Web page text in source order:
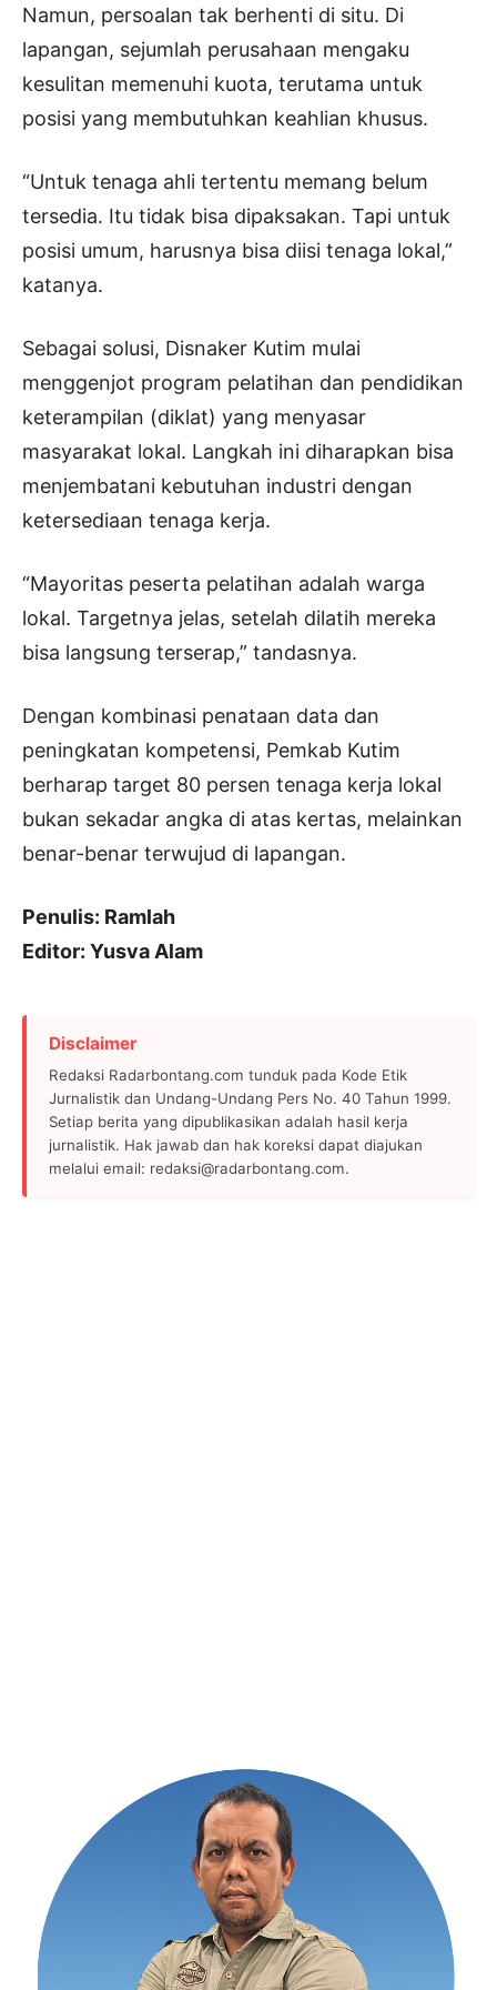
Namun, persoalan tak berhenti di situ. Di
lapangan, sejumlah perusahaan mengaku
kesulitan memenuhi kuota, terutama untuk
posisi yang membutuhkan keahlian khusus.
“Untuk tenaga ahli tertentu memang belum
tersedia. Itu tidak bisa dipaksakan. Tapi untuk
posisi umum, harusnya bisa diisi tenaga lokal,”
katanya.
Sebagai solusi, Disnaker Kutim mulai
menggenjot program pelatihan dan pendidikan
keterampilan (diklat) yang menyasar
masyarakat lokal. Langkah ini diharapkan bisa
menjembatani kebutuhan industri dengan
ketersediaan tenaga kerja.
“Mayoritas peserta pelatihan adalah warga
lokal. Targetnya jelas, setelah dilatih mereka
bisa langsung terserap,” tandasnya.
Dengan kombinasi penataan data dan
peningkatan kompetensi, Pemkab Kutim
berharap target 80 persen tenaga kerja lokal
bukan sekadar angka di atas kertas, melainkan
benar-benar terwujud di lapangan.
Penulis: Ramlah
Editor: Yusva Alam
Disclaimer
Redaksi Radarbontang.com tunduk pada Kode Etik
Jurnalistik dan Undang-Undang Pers No. 40 Tahun 1999.
Setiap berita yang dipublikasikan adalah hasil kerja
jurnalistik. Hak jawab dan hak koreksi dapat diajukan
melalui email: redaksi@radarbontang.com.